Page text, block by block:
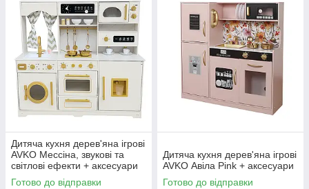
Дитяча кухня дерев'яна ігрові
AVKO Мессіна, звукові та
світлові ефекти + аксесуари
Готово до відправки
Дитяча кухня дерев'яна ігрові
AVKO Авіла Pink + аксесуари
Готово до відправки